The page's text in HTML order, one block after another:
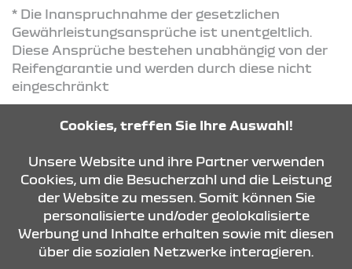
* Die Inanspruchnahme der gesetzlichen
Gewährleistungsansprüche ist unentgeltlich.
Diese Ansprüche bestehen unabhängig von der
Reifengarantie und werden durch diese nicht
eingeschränkt
ÖFFNUNGSZEITEN
Cookies, treffen Sie Ihre Auswahl!
Unsere Website und ihre Partner verwenden
Cookies, um die Besucherzahl und die Leistung
der Website zu messen. Somit können Sie
personalisierte und/oder geolokalisierte
Werbung und Inhalte erhalten sowie mit diesen
über die sozialen Netzwerke interagieren.